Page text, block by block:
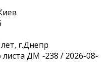
г.Днепр
листа ДМ -238 / 2026-08-